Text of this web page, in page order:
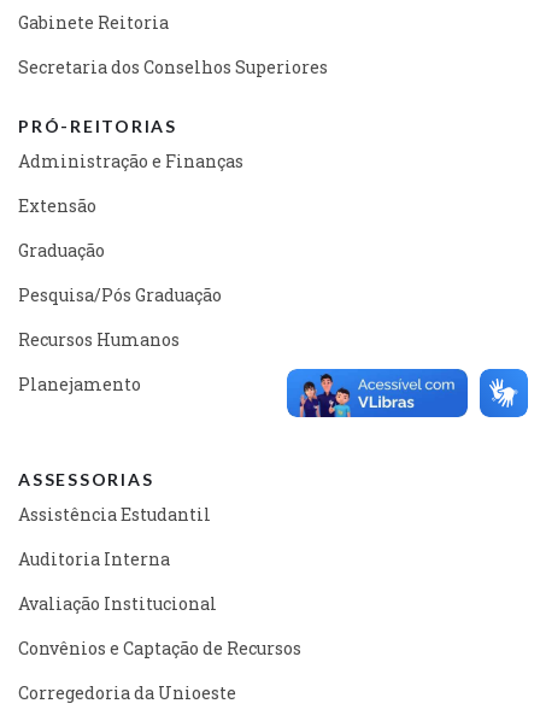
Gabinete Reitoria
Secretaria dos Conselhos Superiores
PRÓ-REITORIAS
Administração e Finanças
Extensão
Graduação
Pesquisa/Pós Graduação
Recursos Humanos
Planejamento
ASSESSORIAS
Assistência Estudantil
Auditoria Interna
Avaliação Institucional
Convênios e Captação de Recursos
Corregedoria da Unioeste